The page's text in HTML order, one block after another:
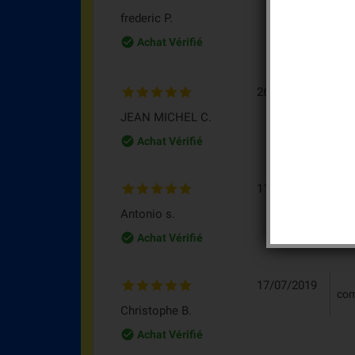
frederic P.
check_circle_outline
Achat Vérifié
26/11/2020
JEAN MICHEL C.
check_circle_outline
Achat Vérifié
11/01/2020
Antonio s.
check_circle_outline
Achat Vérifié
17/07/2019
Christophe B.
check_circle_outline
Achat Vérifié